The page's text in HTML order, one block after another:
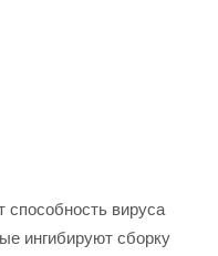
вируса
ингибируют сборку